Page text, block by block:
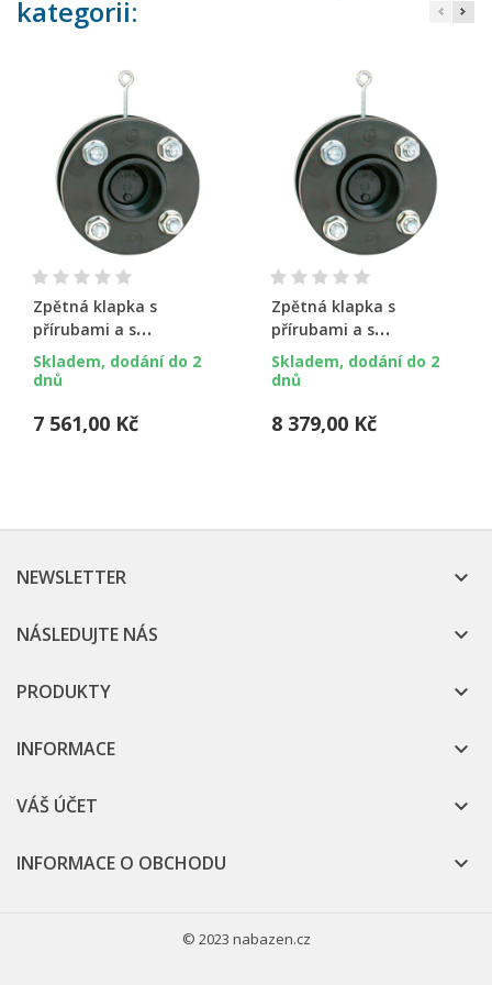
kategorii:
Zpětná klapka s
přírubami a s
manžetami 225 mm
Skladem, dodání do 2
dnů
7 561,00 Kč
Zpětná klapka s
přírubami a s
manžetami 200 mm
Skladem, dodání do 2
dnů
8 379,00 Kč
NEWSLETTER 
NÁSLEDUJTE NÁS 
PRODUKTY 
INFORMACE 
VÁŠ ÚČET 
INFORMACE O OBCHODU 
© 2023 nabazen.cz